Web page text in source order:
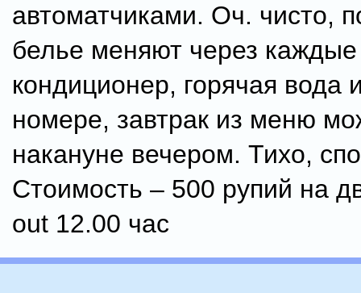
автоматчиками. Оч. чисто,
белье меняют через
кондиционер, горячая вода
номере, завтрак из меню
накануне вечером. Тихо,
Стоимость – 500 рупий на
out 12.00 час